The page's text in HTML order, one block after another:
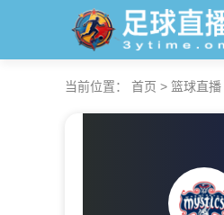
当前位置： 首页 > 篮球直播